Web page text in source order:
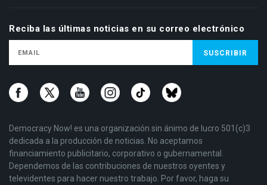
Reciba las últimas noticias en su correo electrónico
Democracy Now! es una organización sin ánimo de lucro 501(c)3
dedicada a la producción de noticias. No aceptamos
financiamiento publicitario, corporativo o gubernamental.
Dependemos de las contribuciones de nuestros oyentes y
televidentes para hacer nuestro trabajo. Por favor, haga su